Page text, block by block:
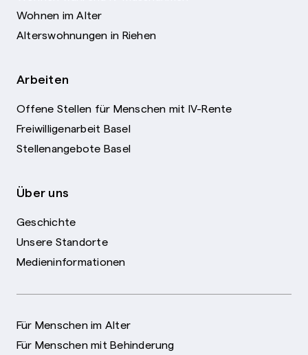
Wohnen im Alter
Alterswohnungen in Riehen
Arbeiten
Offene Stellen für Menschen mit IV-Rente
Freiwilligenarbeit Basel
Stellenangebote Basel
Über uns
Geschichte
Unsere Standorte
Medieninformationen
Für Menschen im Alter
Für Menschen mit Behinderung